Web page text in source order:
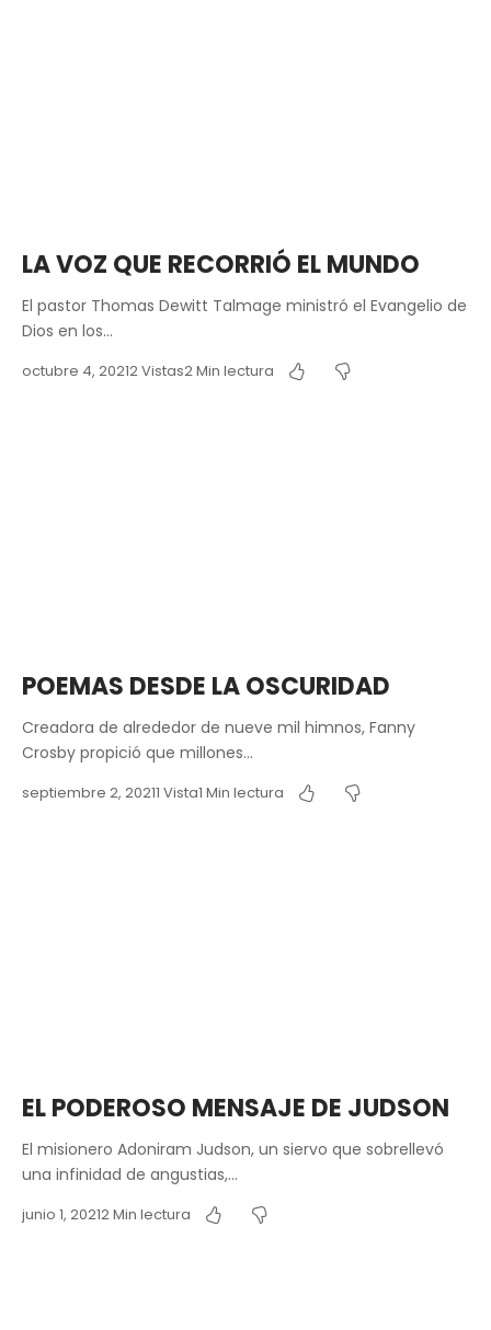
LA VOZ QUE RECORRIÓ EL MUNDO
El pastor Thomas Dewitt Talmage ministró el Evangelio de
Dios en los…
octubre 4, 20212 Vistas2 Min lectura
POEMAS DESDE LA OSCURIDAD
Creadora de alrededor de nueve mil himnos, Fanny
Crosby propició que millones…
septiembre 2, 20211 Vista1 Min lectura
EL PODEROSO MENSAJE DE JUDSON
El misionero Adoniram Judson, un siervo que sobrellevó
una infinidad de angustias,…
junio 1, 20212 Min lectura